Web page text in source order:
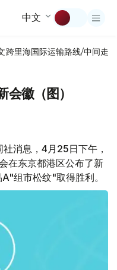
中文
跨里海国际运输路线/中间走廊
会徽（图）
消息，4月25日下午，
在东京都港区公布了新
组市松纹"取得胜利。